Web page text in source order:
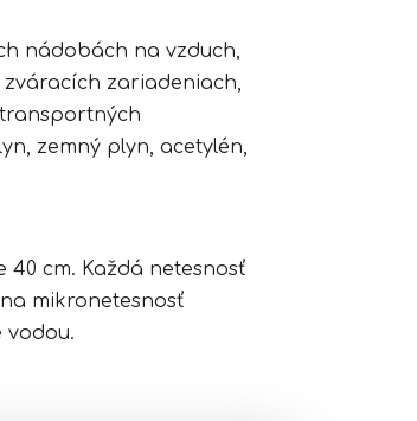
nádobách na vzduch,
zariadeniach,
zemný plyn, acetylén,
cm. Každá netesnosť
mikronetesnosť
vodou.